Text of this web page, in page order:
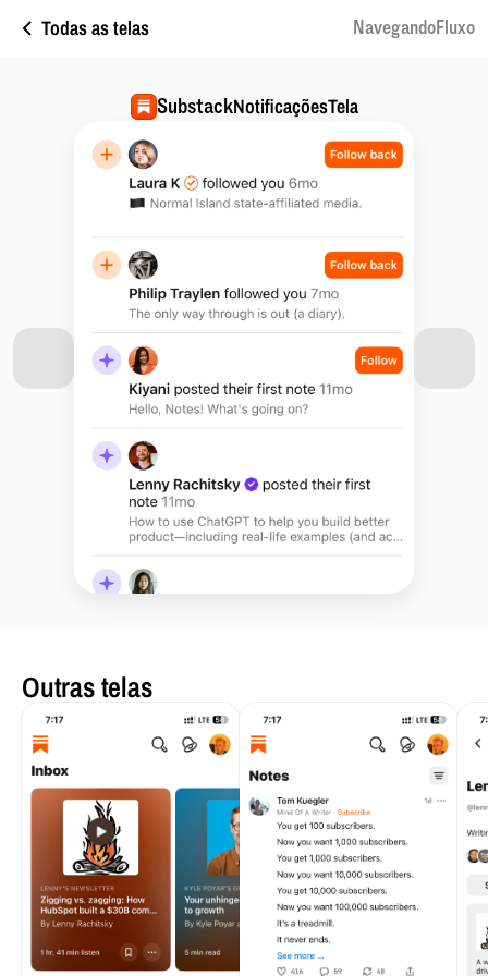
Todas as telas NavegandoFluxo
SubstackNotificaçõesTela
Outras telas